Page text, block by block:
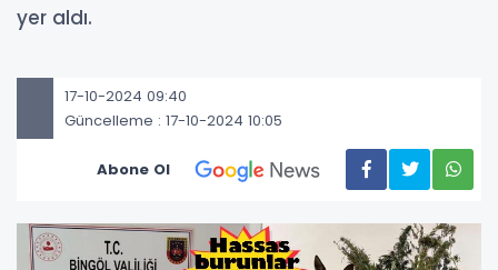
yer aldı.
17-10-2024 09:40
Güncelleme : 17-10-2024 10:05
Abone Ol